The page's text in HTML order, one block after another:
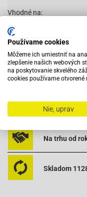
Vhodné na:
AGM-GMX 450 QM50QT-
AGM-GMX 500 QM50QT-
Adly (Her Chee)-Silver Fox
Adly (Her Chee)-TB 50
Aprilia-Amico 50 GL
Aprilia-Amico Sport 50
Aprilia-Gulliver 50 LC
Aprilia-Rally 50 LC
Aprilia-SR 50 AC -94
Aprilia-SR 50 AC 94-97
Vybavený
Pri
Na trhu od
Skladom
Používame cookies
Môžeme ich umiestniť na
zlepšenie našich webových
na poskytovanie skvelého
cookies používame otvorené
Nie, uprav